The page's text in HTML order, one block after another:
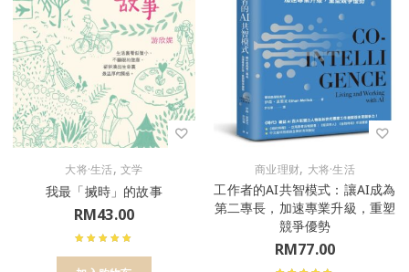
大将·生活,文学
我最「搣時」的故事
RM43.00
商业理财, 大将·生活
工作者的AI共智模式：讓AI成為
第二專長，加速專業升級，重塑
競爭優勢
RM77.00